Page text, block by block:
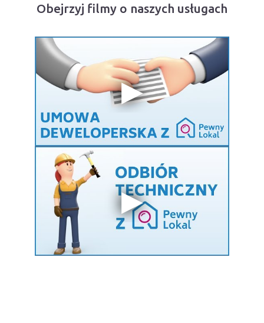
Obejrzyj filmy o naszych usługach